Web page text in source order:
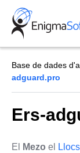
Skip
content
Base de dades
adguard.pro
Ers-
El Mezo el